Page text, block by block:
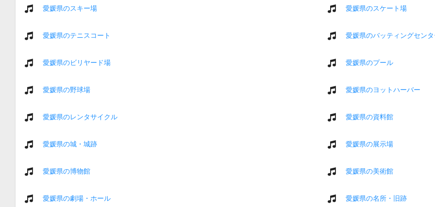
愛媛県のスキー場 愛媛県のスケート場
愛媛県のテニスコート 愛媛県のバッティングセン
愛媛県のビリヤード場 愛媛県のプール
愛媛県の野球場 愛媛県のヨットハーバー
愛媛県のレンタサイクル 愛媛県の資料館
愛媛県の城・城跡 愛媛県の展示場
愛媛県の博物館 愛媛県の美術館
愛媛県の劇場・ホール 愛媛県の名所・旧跡